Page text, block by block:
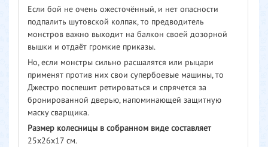
Если бой не очень ожесточённый, и нет опасности
подпалить шутовской колпак, то предводитель
монстров важно выходит на балкон своей дозорной
вышки и отдаёт громкие приказы.
Но, если монстры сильно расшалятся или рыцари
применят против них свои супербоевые машины, то
Джестро поспешит ретироваться и спрячется за
бронированной дверью, напоминающей защитную
маску сварщика.
Размер колесницы в собранном виде составляет
25х26х17 см.